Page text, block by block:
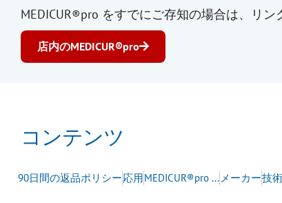
MEDICUR®pro をすでにご存知の場合は、リ
店内のMEDICUR®pro
コンテンツ
90日間の返品ポリシー応用MEDICUR®pro ...メーカー技